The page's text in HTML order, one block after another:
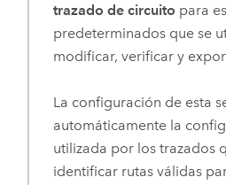
trazado de circuito para
predeterminados que se
modificar, verificar y
La configuración de esta
automáticamente la
utilizada por los trazados
identificar rutas válidas